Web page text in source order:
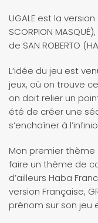
UGALE est la version
SCORPION
de SAN ROBERTO
L’idée du jeu est
jeux, où on trouve
on doit relier un
été de créer une
s’enchaîner à
Mon premier thème
faire un thème de
d’ailleurs Haba
version Française,
prénom sur son jeu